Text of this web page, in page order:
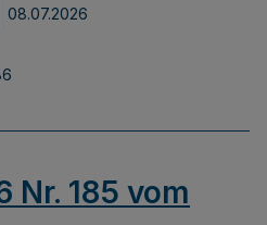
08.07.2026
Nr. 185 vom